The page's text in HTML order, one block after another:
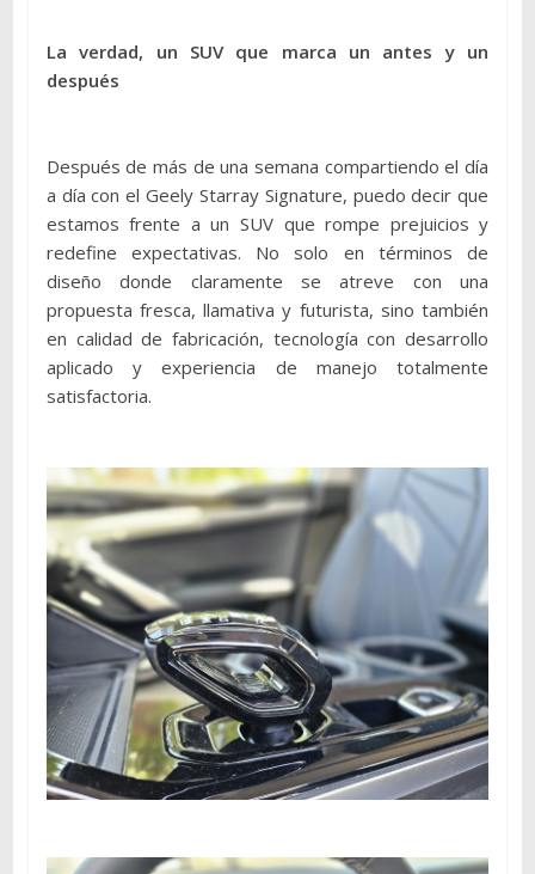
La verdad, un SUV que marca un antes y un
después
Después de más de una semana compartiendo el día
a día con el Geely Starray Signature, puedo decir que
estamos frente a un SUV que rompe prejuicios y
redefine expectativas. No solo en términos de
diseño donde claramente se atreve con una
propuesta fresca, llamativa y futurista, sino también
en calidad de fabricación, tecnología con desarrollo
aplicado y experiencia de manejo totalmente
satisfactoria.